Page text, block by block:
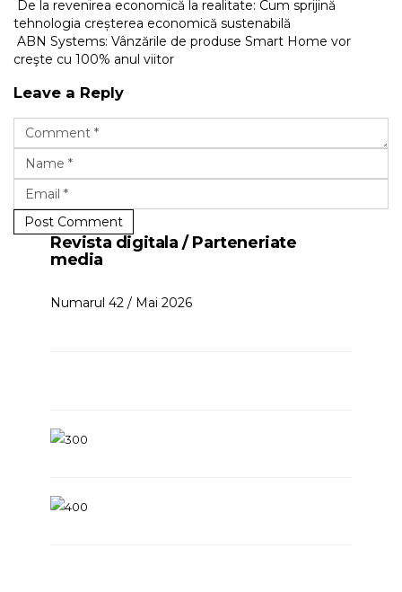
De la revenirea economică la realitate: Cum sprijină
tehnologia creșterea economică sustenabilă
ABN Systems: Vânzările de produse Smart Home vor
creşte cu 100% anul viitor
Leave a Reply
Post Comment
Revista digitala / Parteneriate
media
Numarul 42 / Mai 2026